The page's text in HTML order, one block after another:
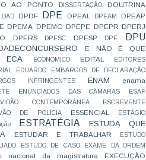
AO PONTO DISSERTAÇÃO DOUTRINA
DPDF DPE DPEAL DPEAM
DPEAP
DPEMA DPEMG DPEPE DPEPR DPERJ
DPERS DPESC DPESP DPF DPU
E NÃO É QUE
ECA ECONOMICO EDITAL
EDITORES
EDUARDO
EMBARGOS DE DECLARAÇÃO
INFRINGENTES
ENAM enama
ENUNCIADOS DAS CÂMARAS
ESAF
CONTEMPORÂNEA
ESCREVENTE
DE POLÍCIA
ESSENCIAL
ESTÁGIO
ESTRATÉGIA
ESTUDA QUE
ESTUDAR E TRABALHAR
ESTUDO
ESTUDO DE CASO EXAME DA ORDEM
nacional da magistratura
EXECUÇÃO